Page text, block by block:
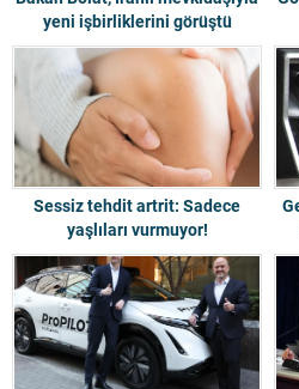
yeni işbirliklerini görüştü
Sessiz tehdit artrit: Sadece
yaşlıları vurmuyor!